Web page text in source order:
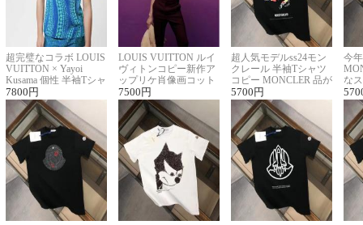
超完璧なコラボ LOUIS
VUITTON × Yayoi
Kusama 個性 半袖Tシャ
ツコピー男女兼用
7800 円
LOUIS VUITTON ルイ
ヴィトンコピー新作ア
ップリケ肖像画コット
ンニット半袖Tシャツ
7500 円
超人気モデルss24モン
クレール 半袖Tシャツ
コピー MONCLER 品が
良く見た目
5700 円
今
な
ル